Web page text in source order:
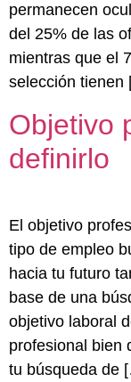
permanecen
del 25% de las
mientras que el
selección
Objetivo
definirlo
El objetivo
tipo de empleo
hacia tu futuro
base de una
objetivo laboral
profesional bien
tu búsqueda de